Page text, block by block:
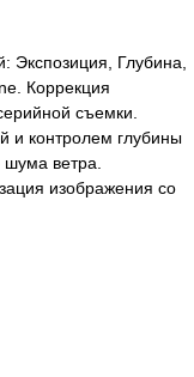
Экспозиция, Глубина,
Коррекция
съемки.
и контролем глубины
шума ветра.
изображения со